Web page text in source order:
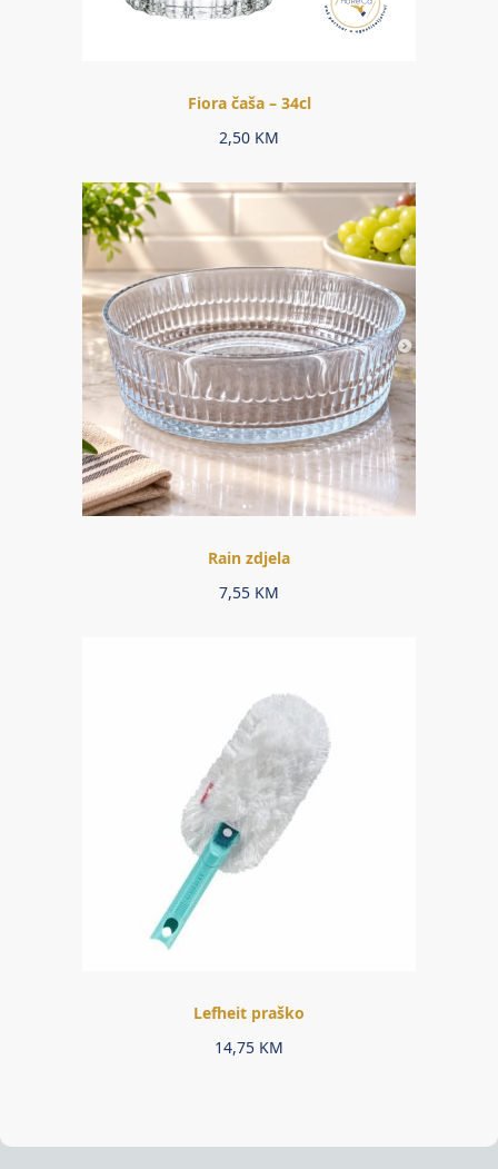
Fiora čaša – 34cl
2,50 KM
Rain zdjela
7,55 KM
Lefheit praško
14,75 KM